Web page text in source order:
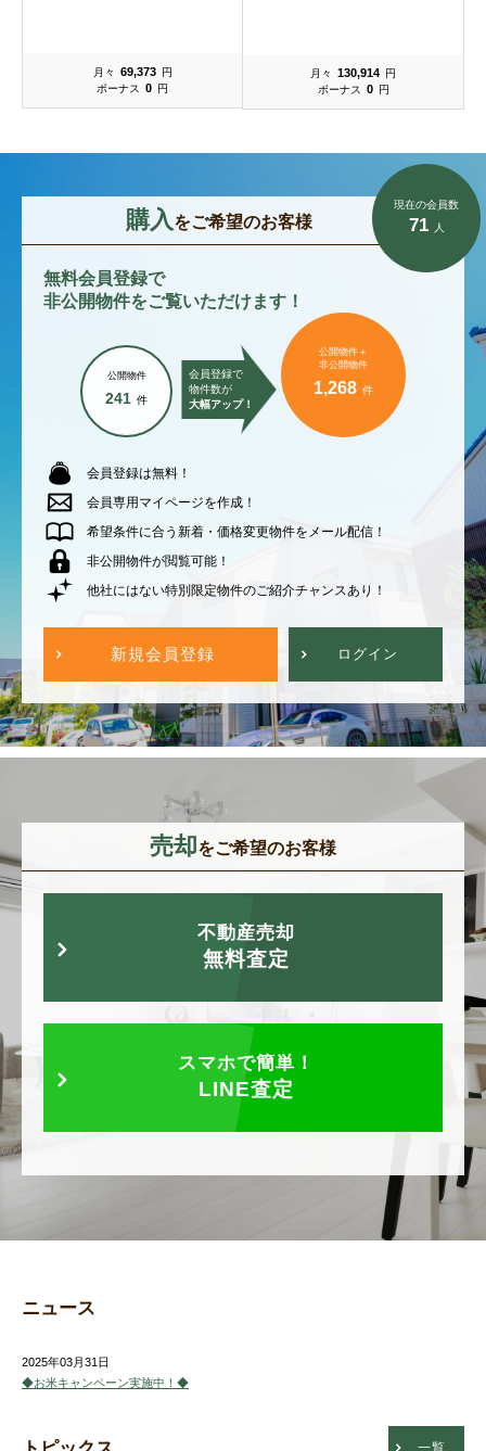
月々 69,373 円
ボーナス
0 円
月々 130,914 円
ボーナス
0 円
購入 をご希望のお客様
無料会員登録で
非公開物件をご覧いただけます！
会員登録で
物件数が
大幅アップ！
公開物件
241 件
公開物件＋
非公開物件
1,268 件
現在の会員数
71 人
会員登録は無料！
会員専用マイページを作成！
希望条件に合う新着・価格変更物件をメール配信！
非公開物件が閲覧可能！
他社にはない特別限定物件のご紹介チャンスあり！
新規会員登録 ログイン
売却をご希望のお客様
不動産売却
無料査定
スマホで簡単！
LINE査定
ニュース
2025年03月31日
◆お米キャンペーン実施中！◆
一覧